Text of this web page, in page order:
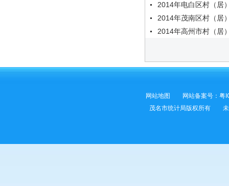
2014年电白区村（居
2014年茂南区村（居
2014年高州市村（居
网站地图 网站备案号： 粤
茂名市统计局版权所有